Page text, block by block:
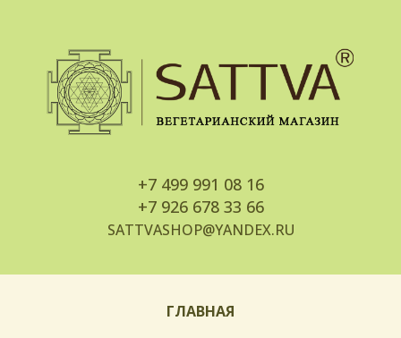
+7 499 991 08 16
+7 926 678 33 66
SATTVASHOP@YANDEX.RU
ГЛАВНАЯ